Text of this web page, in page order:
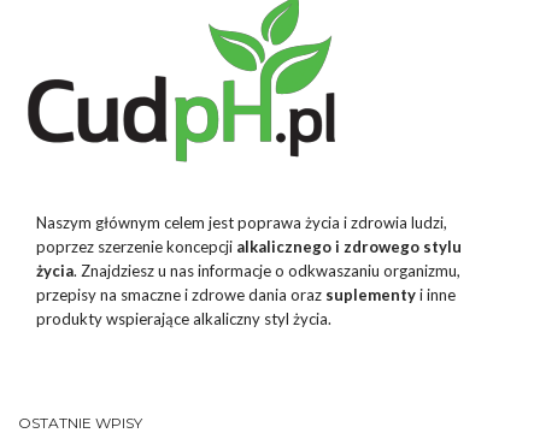
Naszym głównym celem jest poprawa życia i zdrowia ludzi,
poprzez szerzenie koncepcji alkalicznego i zdrowego stylu
życia. Znajdziesz u nas informacje o odkwaszaniu organizmu,
przepisy na smaczne i zdrowe dania oraz suplementyi inne
produkty wspierające alkaliczny styl życia.
OSTATNIE WPISY